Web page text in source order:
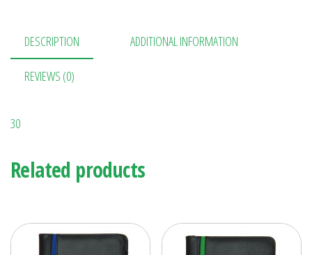
bo
ok
er
es
t
a
se
n
ра
в
DESCRIPTION ADDITIONAL INFORMATION
REVIEWS (0)
30
Related products